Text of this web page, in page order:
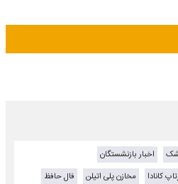
اخبار بازنشستگان
کانادا مخازن پلی اتیلن
فال حافظ